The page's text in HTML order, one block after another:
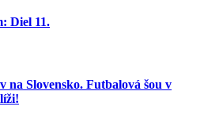
Diel 11.
na Slovensko. Futbalová šou v